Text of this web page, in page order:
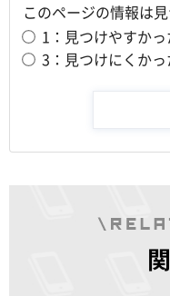
このページの情報は
1：見つけやすかっ
3：見つけにくかっ